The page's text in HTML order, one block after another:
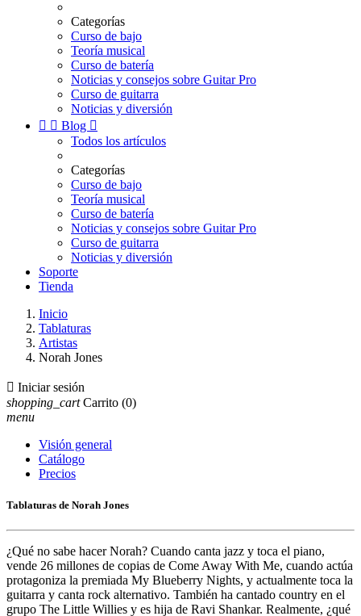
Categorías
Curso de bajo
Teoría musical
Curso de batería
Noticias y consejos sobre Guitar Pro
Curso de guitarra
Noticias y diversión
  Blog 
Todos los artículos
Categorías
Curso de bajo
Teoría musical
Curso de batería
Noticias y consejos sobre Guitar Pro
Curso de guitarra
Noticias y diversión
Soporte
Tienda
Inicio
Tablaturas
Artistas
Norah Jones
 Iniciar sesión
shopping_cart Carrito (0)
menu
Visión general
Catálogo
Precios
Tablaturas de Norah Jones
¿Qué no sabe hacer Norah? Cuando canta jazz y toca el piano,
vende 26 millones de copias de Come Away With Me, cuando actúa
protagoniza la premiada My Blueberry Nights, y actualmente toca la
guitarra y canta rock alternativo. También ha cantado country en el
grupo The Little Willies y es hija de Ravi Shankar. Realmente, ¿qué